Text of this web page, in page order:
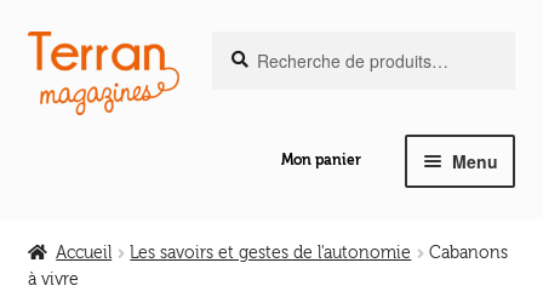
Aller
la
Aller
au
contenu
pour :
Mon panier Menu
le
Accueil Les savoirs et gestes de l'autonomie
Cabanons
à vivre